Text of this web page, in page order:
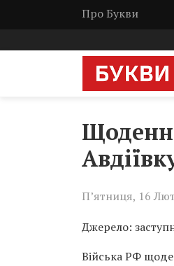
Про Букви
П’ятниця, 16
Джерело:
Війська РФ